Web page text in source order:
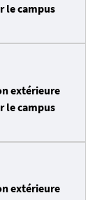
le campus
extérieure
le campus
extérieure